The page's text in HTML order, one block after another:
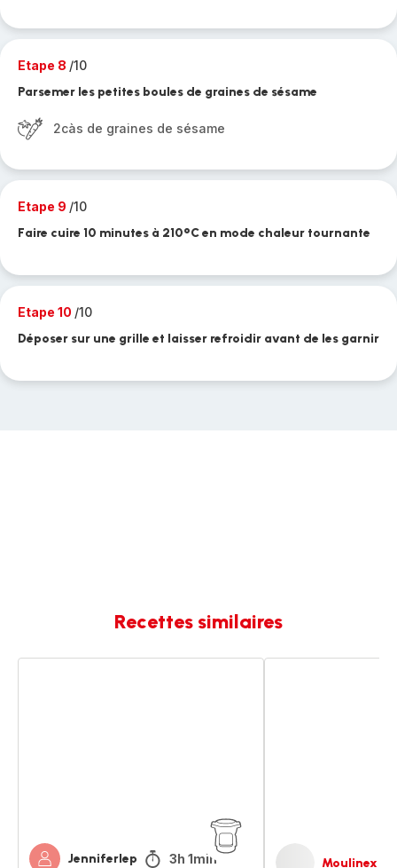
Etape 8 /10
Parsemer les petites boules de graines de sésame
2càs de graines de sésame
Etape 9 /10
Faire cuire 10 minutes à 210°C en mode chaleur tournante
Etape 10 /10
Déposer sur une grille et laisser refroidir avant de les garnir
Recettes similaires
Jenniferlep 3h 1min Moulinex